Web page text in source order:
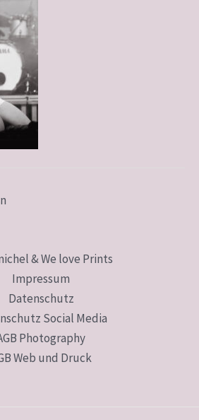
& We love Prints
Impressum
Datenschutz
Social Media
Photography
Web und Druck